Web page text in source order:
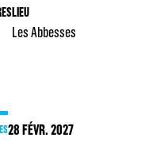
LIEU
Les Abbesses
28FÉVR. 2027